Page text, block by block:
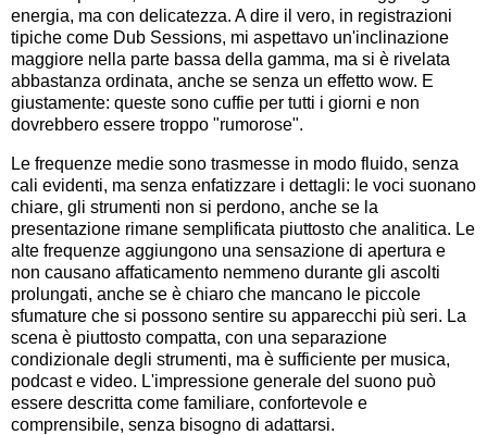
energia, ma con delicatezza. A dire il vero, in registrazioni
tipiche come Dub Sessions, mi aspettavo un'inclinazione
maggiore nella parte bassa della gamma, ma si è rivelata
abbastanza ordinata, anche se senza un effetto wow. E
giustamente: queste sono cuffie per tutti i giorni e non
dovrebbero essere troppo "rumorose".
Le frequenze medie sono trasmesse in modo fluido, senza
cali evidenti, ma senza enfatizzare i dettagli: le voci suonano
chiare, gli strumenti non si perdono, anche se la
presentazione rimane semplificata piuttosto che analitica. Le
alte frequenze aggiungono una sensazione di apertura e
non causano affaticamento nemmeno durante gli ascolti
prolungati, anche se è chiaro che mancano le piccole
sfumature che si possono sentire su apparecchi più seri. La
scena è piuttosto compatta, con una separazione
condizionale degli strumenti, ma è sufficiente per musica,
podcast e video. L'impressione generale del suono può
essere descritta come familiare, confortevole e
comprensibile, senza bisogno di adattarsi.